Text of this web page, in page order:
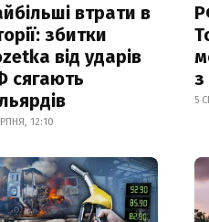
втрати в
збитки
від ударів
сягають
12:10
з
5